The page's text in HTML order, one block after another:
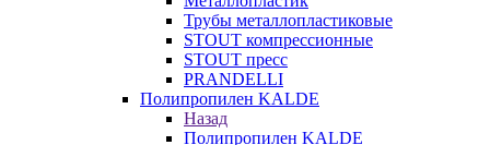
Трубы металлопластиковые
STOUT компрессионные
STOUT пресс
PRANDELLI
Полипропилен KALDE
Назад
Полипропилен KALDE